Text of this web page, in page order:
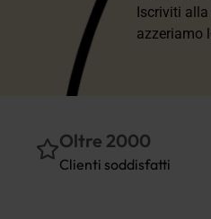
Iscriviti alla
azzeriamo
Oltre 2000
Clienti soddisfatti